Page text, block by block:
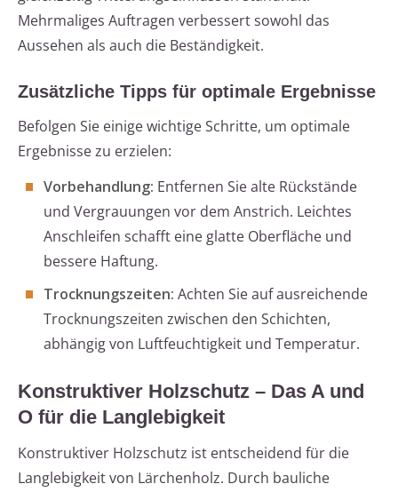
Mehrmaliges Auftragen verbessert sowohl das
Aussehen als auch die Beständigkeit.
Zusätzliche Tipps für optimale Ergebnisse
Befolgen Sie einige wichtige Schritte, um optimale
Ergebnisse zu erzielen:
Vorbehandlung: Entfernen Sie alte Rückstände
und Vergrauungen vor dem Anstrich. Leichtes
Anschleifen schafft eine glatte Oberfläche und
bessere Haftung.
Trocknungszeiten: Achten Sie auf ausreichende
Trocknungszeiten zwischen den Schichten,
abhängig von Luftfeuchtigkeit und Temperatur.
Konstruktiver Holzschutz – Das A und
O für die Langlebigkeit
Konstruktiver Holzschutz ist entscheidend für die
Langlebigkeit von Lärchenholz. Durch bauliche